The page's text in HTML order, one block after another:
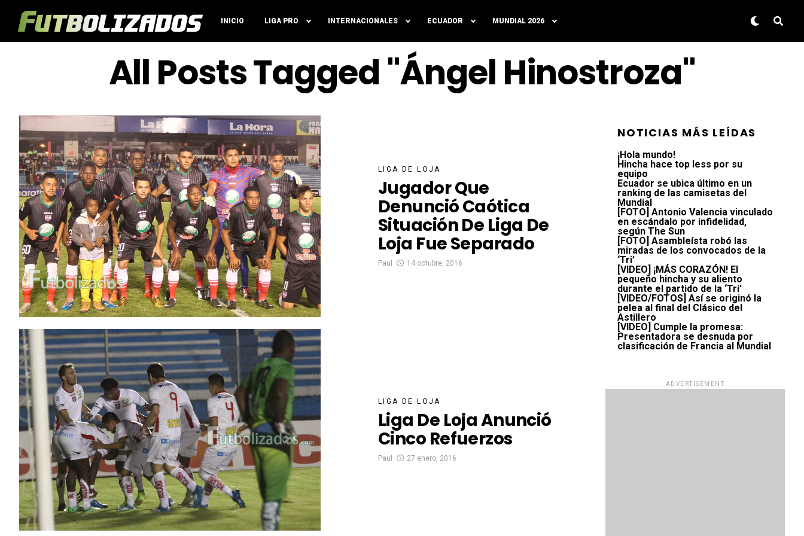
INICIO LIGA PRO INTERNACIONALES ECUADOR MUNDIAL 2026
All Posts Tagged "Ángel Hinostroza"
LIGA DE LOJA
Jugador Que
Denunció Caótica
Situación De Liga De
Loja Fue Separado
Paul 14 octubre, 2016
LIGA DE LOJA
Liga De Loja Anunció
Cinco Refuerzos
Paul 27 enero, 2016
NOTICIAS MÁS LEÍDAS
¡Hola mundo!
Hincha hace top less por su
equipo
Ecuador se ubica último en un
ranking de las camisetas del
Mundial
[FOTO] Antonio Valencia vinculado
en escándalo por infidelidad,
según The Sun
[FOTO] Asambleísta robó las
miradas de los convocados de la
‘Tri’
[VIDEO] ¡MÁS CORAZÓN! El
pequeño hincha y su aliento
durante el partido de la ‘Tri’
[VIDEO/FOTOS] Así se originó la
pelea al final del Clásico del
Astillero
[VIDEO] Cumple la promesa:
Presentadora se desnuda por
clasificación de Francia al Mundial
ADVERTISEMENT